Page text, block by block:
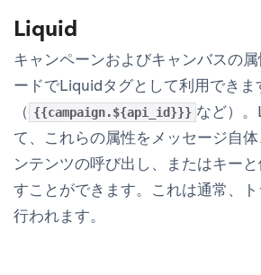
Liquid
キャンペーンおよびキャンバスの
ードでLiquidタグとして利用できま
（ {{campaign.${api_id}}} など）
て、これらの属性をメッセージ自
ンテンツの呼び出し、またはキー
すことができます。これは通常、
行われます。